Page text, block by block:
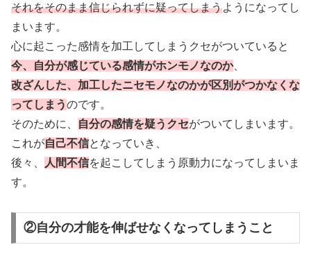
それをそのまま信じられずに疑ってしまうようになってし
まいます。
心に起こった感情を加工してしまうクセがついていると
今、自分が感じている感情がホンモノなのか、
改ざんした、加工したニセモノなのかが区別がつかなくな
ってしまうのです。
そのために、
自分の感情を疑うクセがついてしまいます。
これが自己不信となっていき、
後々、
人間不信を起こしてしまう原動力になってしまいま
す。
②自分の才能を伸ばせなくなってしまうこと